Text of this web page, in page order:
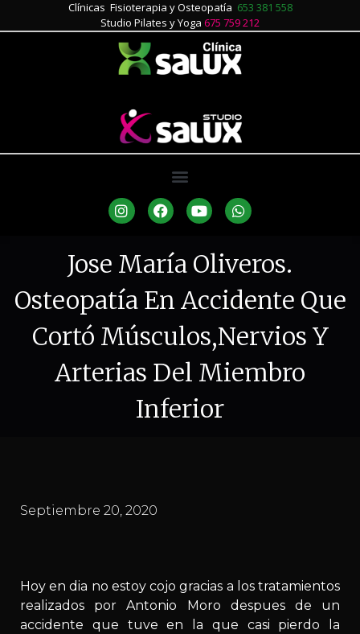
Clínicas Fisioterapia y Osteopatía 653 381 558
Studio Pilates y Yoga 675 759 212
Jose María Oliveros.
Osteopatía En Accidente Que
Cortó Músculos,nervios Y
Arterias Del Miembro
Inferior
Septiembre 20, 2020
Hoy en dia no estoy cojo gracias a los tratamientos
realizados por Antonio Moro despues de un
accidente que tuve en la que casi pierdo la